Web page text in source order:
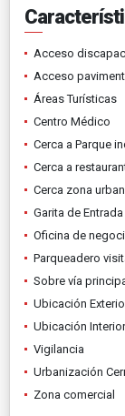
Acceso
Acceso
Áreas Turísticas
Centro Médico
Cerca a Parque
Cerca a
Cerca zona
Garita de Entrada
Oficina de
Parqueadero
Sobre vía
Ubicación
Ubicación Interior
Vigilancia
Urbanización
Zona comercial